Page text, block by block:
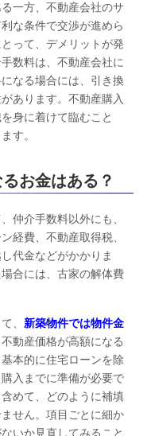
一方、不動産会社のサ
な条件で交渉が進めら
って、デメリットが発
数料は、不動産会社に
なる場合には、引き換
あります。不動産購入
身に着けて臨むこと
す。
お金はある？
仲介手数料以外にも、
経費、不動産取得税、
代金などがかかりま
合には、古家の解体費
、 新築物件では物件金
動産価格が高額になる
本的に住宅ローンを除
入までに準備が必要で
めて、どのように補填
せん。項目ごとに細か
いか見直してみること